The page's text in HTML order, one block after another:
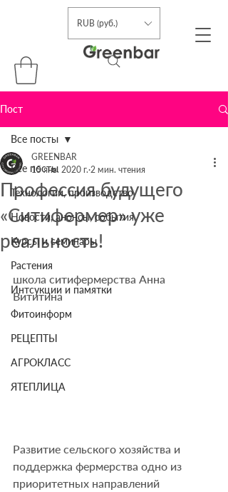
RUB (руб.)
Пост
Все посты
Технологии, производство
Новости, анонсы, события
Курсы и семинары
Растения
Интсукции и памятки
Фитоинформ
РЕЦЕПТЫ
АГРОКЛАСС
ЯТЕПЛИЦА
Все посты
Профессия будущего
«Ситифермер» уже
реальность!
GREENBAR
15 янв. 2020 г. 2 мин. чтения
школа ситифермерства Анна
Вититина
Развитие сельского хозяйства и
поддержка фермерства одно из
приоритетных направлений